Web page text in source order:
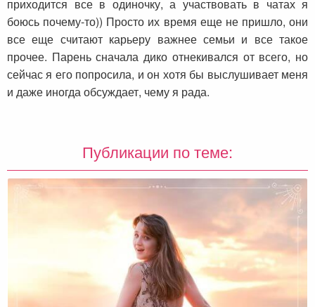
приходится все в одиночку, а участвовать в чатах я
боюсь почему-то)) Просто их время еще не пришло, они
все еще считают карьеру важнее семьи и все такое
прочее. Парень сначала дико отнекивался от всего, но
сейчас я его попросила, и он хотя бы выслушивает меня
и даже иногда обсуждает, чему я рада.
Публикации по теме: